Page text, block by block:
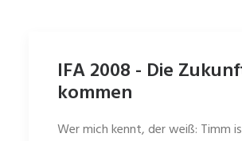
IFA 2008 - Die
kommen
Wer mich kennt, der weiß: Timm